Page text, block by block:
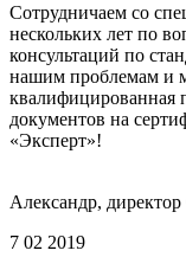
Сотрудничаем со
нескольких лет по
консультаций по
нашим проблемам и
квалифицированная
документов на
«Эксперт»!
Александр,
7 02 2019